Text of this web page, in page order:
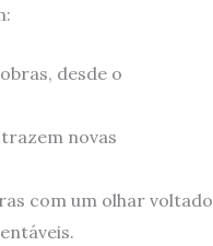
desde o
novas
com um olhar voltado